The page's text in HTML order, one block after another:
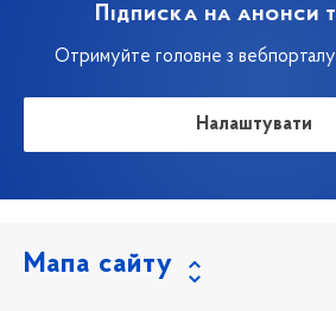
Підписка на анонси
Отримуйте головне з
Налаштувати
Мапа сайту